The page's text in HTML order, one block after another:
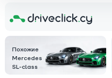
Похожие
Mercedes
SL-class